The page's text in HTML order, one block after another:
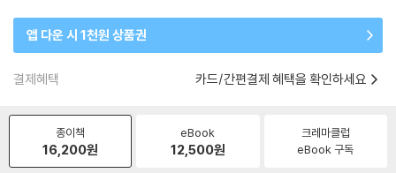
앱 다운 시 1천원 상품권
결제혜택 카드/간편결제 혜택을 확인하세요
종이책
16,200원
eBook
12,500원
크레마클럽
eBook 구독